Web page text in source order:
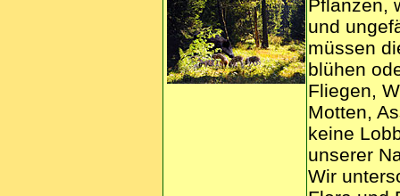
Pflanzen,
und
müssen
blühen
Fliegen,
Motten,
keine
unserer
Wir